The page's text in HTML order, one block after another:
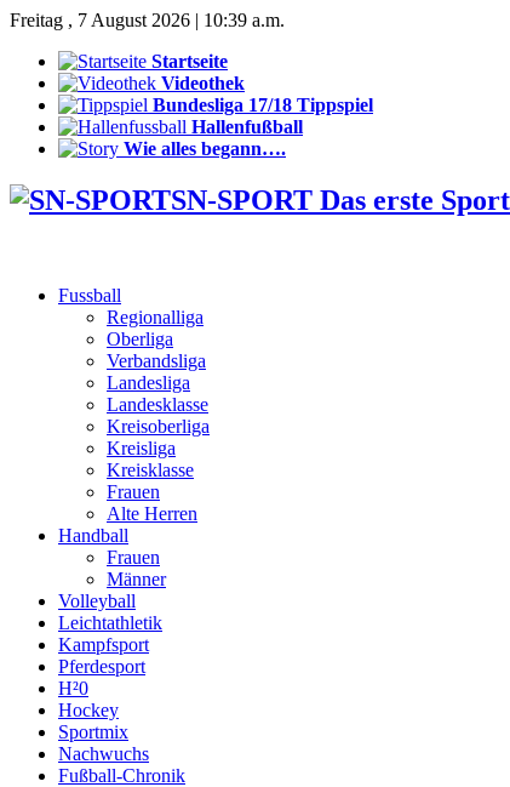
Freitag , 7 August 2026 | 10:39 a.m.
Startseite
Videothek
Bundesliga 17/18 Tippspiel
Hallenfußball
Wie alles begann….
SN-SPORT Das erste
Fussball
Regionalliga
Oberliga
Verbandsliga
Landesliga
Landesklasse
Kreisoberliga
Kreisliga
Kreisklasse
Frauen
Alte Herren
Handball
Frauen
Männer
Volleyball
Leichtathletik
Kampfsport
Pferdesport
H²0
Hockey
Sportmix
Nachwuchs
Fußball-Chronik